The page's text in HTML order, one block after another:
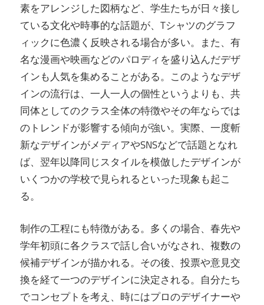
素をアレンジした図柄など、学生たちが日々接し
ている文化や時事的な話題が、Tシャツのグラフ
ィックに色濃く反映される場合が多い。また、有
名な漫画や映画などのパロディを盛り込んだデザ
インも人気を集めることがある。このようなデザ
インの流行は、一人一人の個性というよりも、共
同体としてのクラス全体の特徴やその年ならでは
のトレンドが影響する傾向が強い。実際、一度斬
新なデザインがメディアやSNSなどで話題となれ
ば、翌年以降同じスタイルを模倣したデザインが
いくつかの学校で見られるといった現象も起こ
る。
制作の工程にも特徴がある。多くの場合、春先や
学年初頭に各クラスで話し合いがなされ、複数の
候補デザインが描かれる。その後、投票や意見交
換を経て一つのデザインに決定される。自分たち
でコンセプトを考え、時にはプロのデザイナーや